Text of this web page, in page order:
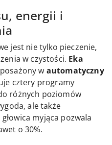
energii i
jest nie tylko pieczenie,
w czystości. Eka
w automatyczny
cztery programy
różnych poziomów
ale także
myjąca pozwala
o 30%.